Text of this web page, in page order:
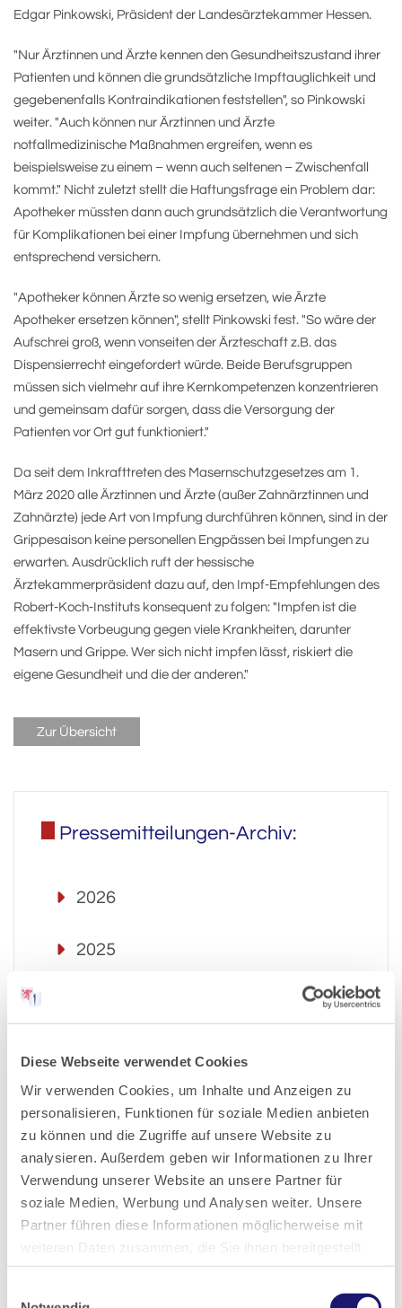
Diese Webseite verwendet Cookies
Wir verwenden Cookies, um Inhalte und Anzeigen zu
personalisieren, Funktionen für soziale Medien anbieten
zu können und die Zugriffe auf unsere Website zu
analysieren. Außerdem geben wir Informationen zu Ihrer
Verwendung unserer Website an unsere Partner für
soziale Medien, Werbung und Analysen weiter. Unsere
Partner führen diese Informationen möglicherweise mit
weiteren Daten zusammen, die Sie ihnen bereitgestellt
haben oder die sie im Rahmen Ihrer Nutzung der Dienste
Edgar Pinkowski, Präsident der Landesärztekammer Hessen.
"Nur Ärztinnen und Ärzte kennen den Gesundheitszustand ihrer
Patienten und können die grundsätzliche Impftauglichkeit und
gegebenenfalls Kontraindikationen feststellen", so Pinkowski
weiter. "Auch können nur Ärztinnen und Ärzte
notfallmedizinische Maßnahmen ergreifen, wenn es
beispielsweise zu einem – wenn auch seltenen – Zwischenfall
kommt." Nicht zuletzt stellt die Haftungsfrage ein Problem dar:
Apotheker müssten dann auch grundsätzlich die Verantwortung
für Komplikationen bei einer Impfung übernehmen und sich
entsprechend versichern.
"Apotheker können Ärzte so wenig ersetzen, wie Ärzte
Apotheker ersetzen können", stellt Pinkowski fest. "So wäre der
Aufschrei groß, wenn vonseiten der Ärzteschaft z.B. das
Dispensierrecht eingefordert würde. Beide Berufsgruppen
müssen sich vielmehr auf ihre Kernkompetenzen konzentrieren
und gemeinsam dafür sorgen, dass die Versorgung der
Patienten vor Ort gut funktioniert."
Da seit dem Inkrafttreten des Masernschutzgesetzes am 1.
März 2020 alle Ärztinnen und Ärzte (außer Zahnärztinnen und
Zahnärzte) jede Art von Impfung durchführen können, sind in der
Grippesaison keine personellen Engpässen bei Impfungen zu
erwarten. Ausdrücklich ruft der hessische
Ärztekammerpräsident dazu auf, den Impf-Empfehlungen des
Robert-Koch-Instituts konsequent zu folgen: "Impfen ist die
effektivste Vorbeugung gegen viele Krankheiten, darunter
Masern und Grippe. Wer sich nicht impfen lässt, riskiert die
eigene Gesundheit und die der anderen."
Zur Übersicht
Pressemitteilungen-Archiv:
2026
2025
2023
2022
2021
2020
2019